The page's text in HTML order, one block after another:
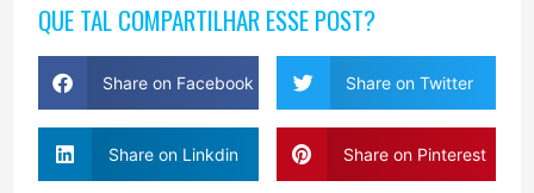
QUE TAL COMPARTILHAR ESSE POST?
Share on Facebook Share on Twitter
Share on Linkdin Share on Pinterest